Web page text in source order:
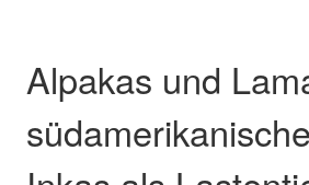
Alpakas und